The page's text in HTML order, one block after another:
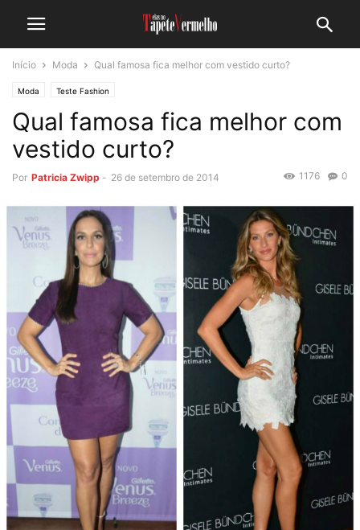
Início Moda Qual famosa fica melhor com vestido curto?
Moda Teste Fashion
Qual famosa fica melhor com
vestido curto?
Por Patricia Zwipp - 26 de setembro de 2014 0
1176